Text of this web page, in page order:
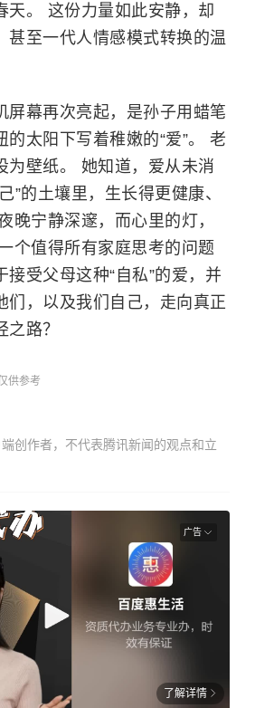
天。 这份力量如此安静，却
甚至一代人情感模式转换的温
屏幕再次亮起，是孙子用蜡笔
的太阳下写着稚嫩的“爱”。 老
为壁纸。 她知道，爱从未消
”的土壤里，生长得更健康、
晚宁静深邃，而心里的灯，
个值得所有家庭思考的问题
接受父母这种“自私”的爱，并
们，以及我们自己，走向真正
路？
供参考
创作者，不代表腾讯新闻的观点和立
广告
了解详情